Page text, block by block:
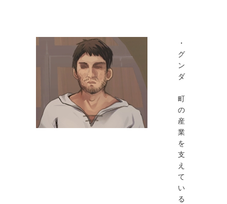
・
グ
ン
ダ
町
の
産
業
を
支
え
て
い
る